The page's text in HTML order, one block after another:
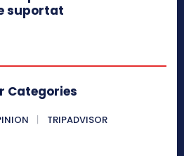
suportat
Categories
TRIPADVISOR